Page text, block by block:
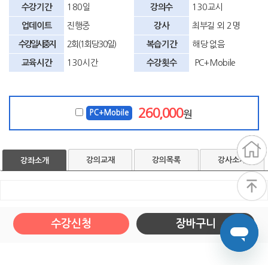
수강기간 180일 강의수 130교시
업데이트 진행중 강사 최부길 외 2명
수강일시중지 2회(1회당 30일) 복습기간 해당 없음
교육시간 130시간 수강횟수 PC+Mobile
PC+Mobile 260,000원
강좌소개 강의교재 강의목록 강사소개
장바구니
수강신청